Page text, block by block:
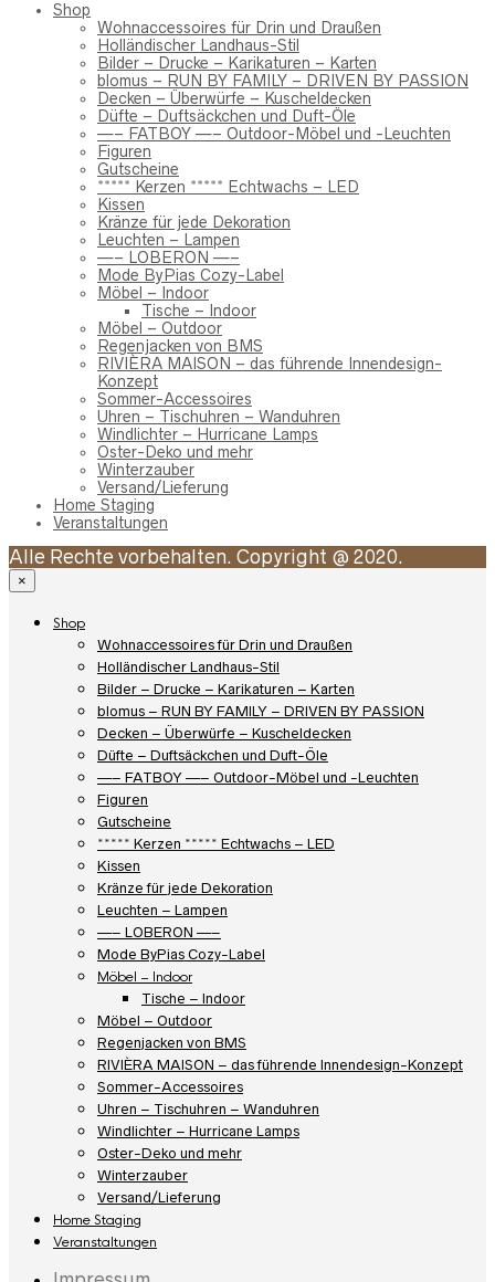
Shop
Wohnaccessoires für Drin und Draußen
Holländischer Landhaus-Stil
Bilder – Drucke – Karikaturen – Karten
blomus – RUN BY FAMILY – DRIVEN BY PASSION
Decken – Überwürfe – Kuscheldecken
Düfte – Duftsäckchen und Duft-Öle
—– FATBOY —– Outdoor-Möbel und -Leuchten
Figuren
Gutscheine
***** Kerzen ***** Echtwachs – LED
Kissen
Kränze für jede Dekoration
Leuchten – Lampen
—– LOBERON —–
Mode ByPias Cozy-Label
Möbel – Indoor
Tische – Indoor
Möbel – Outdoor
Regenjacken von BMS
RIVIÈRA MAISON – das führende Innendesign-
Konzept
Sommer-Accessoires
Uhren – Tischuhren – Wanduhren
Windlichter – Hurricane Lamps
Oster-Deko und mehr
Winterzauber
Versand/Lieferung
Home Staging
Veranstaltungen
Alle Rechte vorbehalten. Copyright @ 2020.
×
Shop
Wohnaccessoires für Drin und Draußen
Holländischer Landhaus-Stil
Bilder – Drucke – Karikaturen – Karten
blomus – RUN BY FAMILY – DRIVEN BY PASSION
Decken – Überwürfe – Kuscheldecken
Düfte – Duftsäckchen und Duft-Öle
—– FATBOY —– Outdoor-Möbel und -Leuchten
Figuren
Gutscheine
***** Kerzen ***** Echtwachs – LED
Kissen
Kränze für jede Dekoration
Leuchten – Lampen
—– LOBERON —–
Mode ByPias Cozy-Label
Möbel – Indoor
Tische – Indoor
Möbel – Outdoor
Regenjacken von BMS
RIVIÈRA MAISON – das führende Innendesign-Konzept
Sommer-Accessoires
Uhren – Tischuhren – Wanduhren
Windlichter – Hurricane Lamps
Oster-Deko und mehr
Winterzauber
Versand/Lieferung
Home Staging
Veranstaltungen